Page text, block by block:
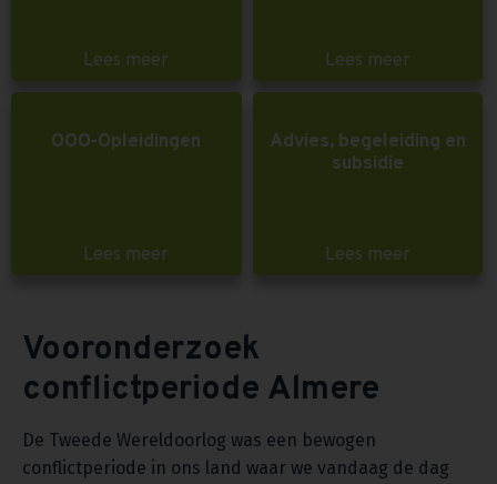
Lees meer Lees meer
OOO-Opleidingen
Lees meer
Advies, begeleiding en
subsidie
Lees meer
Vooronderzoek
conflictperiode Almere
De Tweede Wereldoorlog was een bewogen
conflictperiode in ons land waar we vandaag de dag